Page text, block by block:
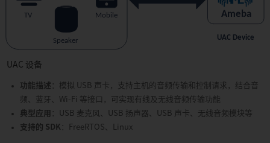
UAC 设备
功能描述 ：模拟 USB 声卡，支持主机的音频传输和控制请求，结合音
频、蓝牙、Wi-Fi 等接口，可实现有线及无线音频传输功能
典型应用 ：USB 麦克风、USB 扬声器、USB 声卡、无线音频模块等
支持的 SDK ：FreeRTOS、Linux